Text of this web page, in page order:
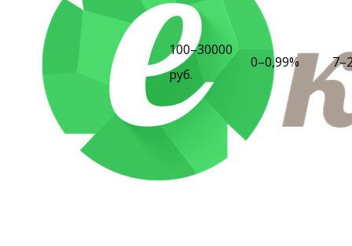
100–30000
руб.
0–0,99%